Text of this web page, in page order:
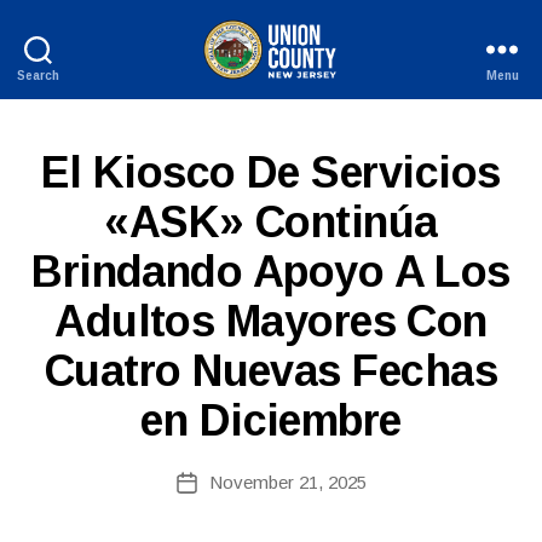
Search
New
Jersey
Menu
Categories
El Kiosco De Servicios
«ASK» Continúa
Brindando Apoyo A Los
Adultos Mayores Con
Cuatro Nuevas Fechas
en Diciembre
author
B
y
c
o
ri
e
PostNovember 21, 2025